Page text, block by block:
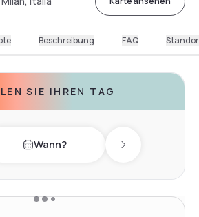
Beschreibung FAQ
SIE IHREN TAG
day Wann? Next day